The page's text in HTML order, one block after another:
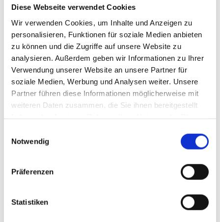
Diese Webseite verwendet Cookies
Wir verwenden Cookies, um Inhalte und Anzeigen zu
personalisieren, Funktionen für soziale Medien anbieten
zu können und die Zugriffe auf unsere Website zu
analysieren. Außerdem geben wir Informationen zu Ihrer
Verwendung unserer Website an unsere Partner für
soziale Medien, Werbung und Analysen weiter. Unsere
Partner führen diese Informationen möglicherweise mit
weiteren Daten zusammen, die Sie ihnen bereitgestellt
Notwendig
Präferenzen
Statistiken
für einen reibungslosen und professionellen Waschbetrieb
benötigen. Getreu dem Motto „Alles aus einer Hand“ bietet der
Katalog eine große Auswahl an Zubehör für Autowaschanlagen,
Waschstraßen, SB-Waschplätze, Lkw-Waschanlagen sowie
Autohäuser.
Neukunden erhalten mit dem Gutscheincode„Welcome5“ 5 %
Rabattauf ihre Erstbestellung.
Auch Arbeitskleidung und Werbemittel sind Bestandteil des
professionelle Erscheinungsbild und erhöht zugleich die Sicherheit
auf dem Waschgelände. Werbefahnen, Poster, Preisschilder oder
Angebote optimal zu präsentieren.
Ein Schwerpunkt des Angebots ist die hochwertige